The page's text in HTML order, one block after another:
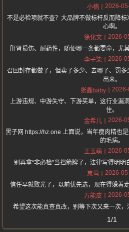
小楠
2026-
不是必检项就不查？大品牌不做标杆反而降
心啊。
徐化文
2026-
肝肾损伤、耐药性，随便哪一条都要命，尤
李子柒
2026-
召回封存都做了，但卖了多少、去哪了、罚
出来。
张鑫baby
上游违规、中游失守、下游买单，这行业漏
住。
金希儿
2026-
黑子网 https://hz.one 上面说，当年瘦肉精也
的毛病。
王玉萌
2026-
别再拿“非必检”当挡箭牌了，法律写得明明
岚莺
2026-
信任早就败光了，以前优先选，现在得躲着
万能皮
2026-
希望这次能真查真改，别等下次又来一次，
1/1